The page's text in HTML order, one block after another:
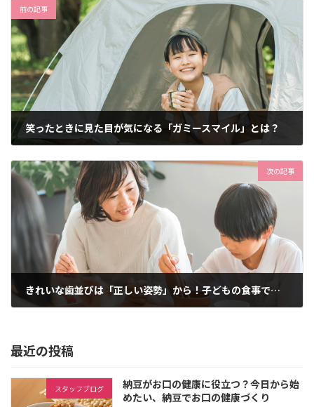
前の記事
笑ったときに見た目が気になる「ガミースマイル」とは？
次の記事
きれいな歯並びは「正しい姿勢」から！子どもの食事で見直したい3つのポイント
最近の投稿
スタッフブログ
納豆がお口の健康に役立つ？今日から始
めたい、納豆でお口の健康づくり